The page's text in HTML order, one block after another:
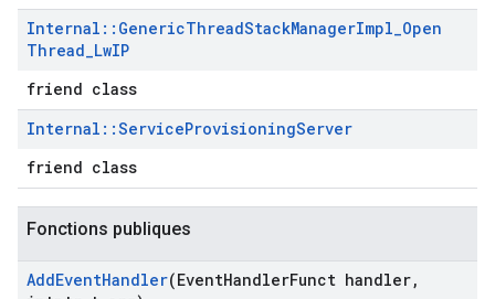
Internal :: GenericThreadStackManagerImpl_Open
Thread_LwIP
friend class
Internal ::ServiceProvisioningServer
friend class
Fonctions publiques
AddEventHandler(EventHandlerFunct handler,